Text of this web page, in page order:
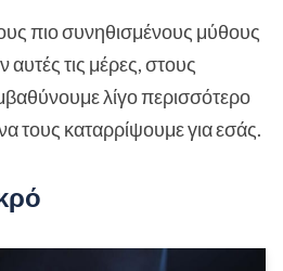
πιο συνηθισμένους μύθους
τις μέρες, στους
λίγο περισσότερο
τους καταρρίψουμε για εσάς.